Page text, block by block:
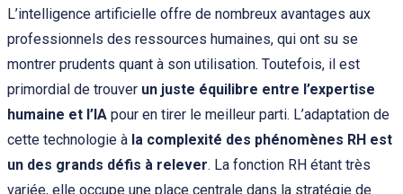
L’intelligence artificielle offre de nombreux avantages aux
professionnels des ressources humaines, qui ont su se
montrer prudents quant à son utilisation. Toutefois, il est
primordial de trouver un juste équilibre entre l’expertise
humaine et l’IApour en tirer le meilleur parti. L’adaptation de
cette technologie à la complexité des phénomènes RH est
un des grands défis à relever. La fonction RH étant très
variée, elle occupe une place centrale dans la stratégie de